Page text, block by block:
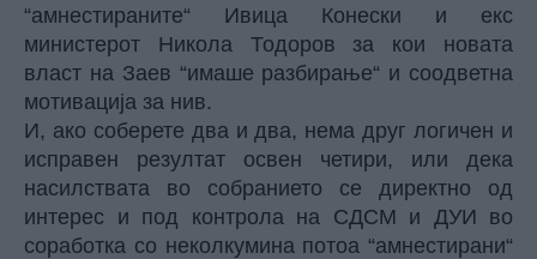
“амнестираните“ Ивица Конески и екс
министерот Никола Тодоров за кои новата
власт на Заев “имаше разбирање“ и соодветна
мотивација за нив.
И, ако соберете два и два, нема друг логичен и
исправен резултат освен четири, или дека
насилствата во собранието се директно од
интерес и под контрола на СДСМ и ДУИ во
соработка со неколкумина потоа “амнестирани“